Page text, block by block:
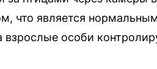
что является
взрослые особи